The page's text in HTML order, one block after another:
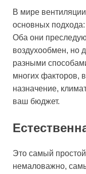
В мире
основных подхода:
Оба они
воздухообмен, но
разными
многих факторов,
назначение,
ваш бюджет.
Это самый
немаловажно,